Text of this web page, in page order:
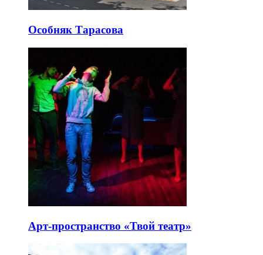
Особняк Тарасова
Арт-пространство «Твой театр»